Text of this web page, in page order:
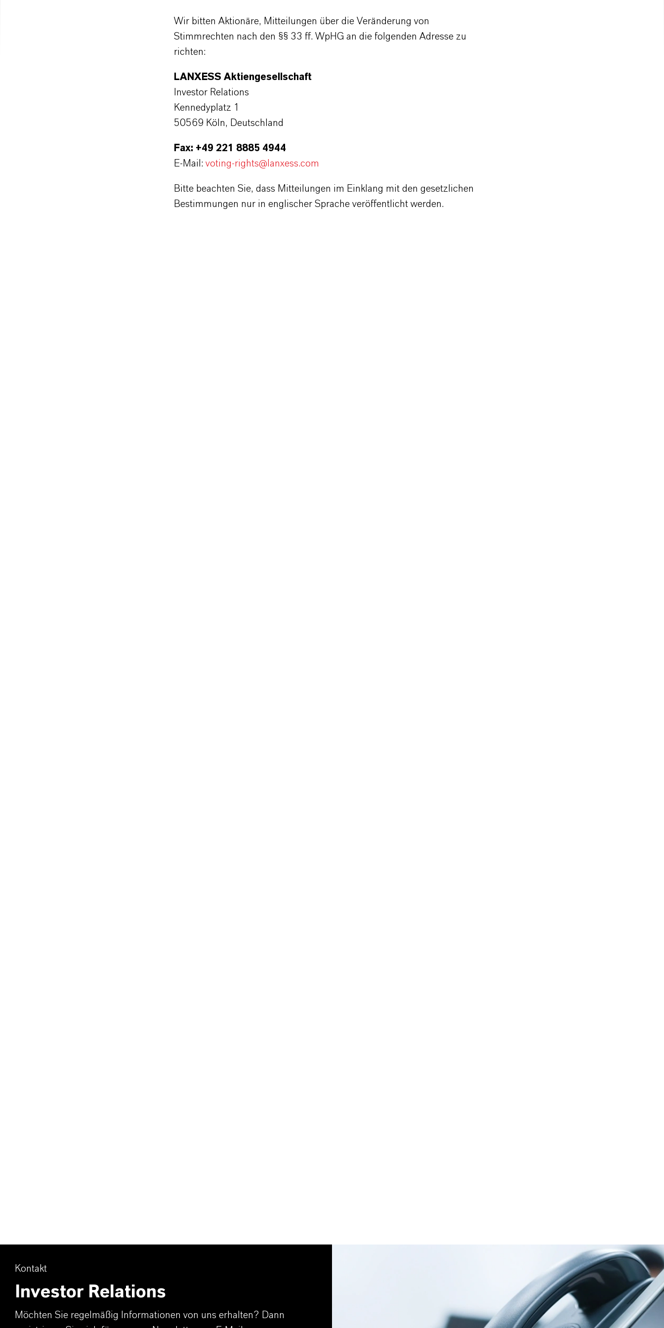
Wir bitten Aktionäre, Mitteilungen über die Veränderung von
Stimmrechten nach den §§ 33 ff. WpHG an die folgenden Adresse zu
richten:
LANXESS Aktiengesellschaft
Investor Relations
Kennedyplatz 1
50569 Köln, Deutschland
Fax: +49 221 8885 4944
E-Mail: voting-rights@lanxess.com
Bitte beachten Sie, dass Mitteilungen im Einklang mit den gesetzlichen
Bestimmungen nur in englischer Sprache veröffentlicht werden.
Kontakt
Investor Relations
Möchten Sie regelmäßig Informationen von uns erhalten? Dann